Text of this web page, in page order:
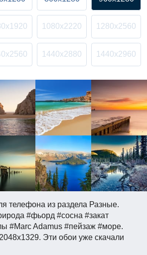
телефона из раздела Разные.
#фьорд #сосна #закат
#Marc Adamus #пейзаж #море.
Эти обои уже скачали
1080x2220 1280x2560
1440x2880 1440x2960